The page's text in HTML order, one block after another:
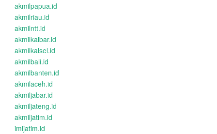
akmilpapua.id
akmilriau.id
akmilntt.id
akmilkalbar.id
akmilkalsel.id
akmilbali.id
akmilbanten.id
akmilaceh.id
akmiljabar.id
akmiljateng.id
akmiljatim.id
imijatim.id